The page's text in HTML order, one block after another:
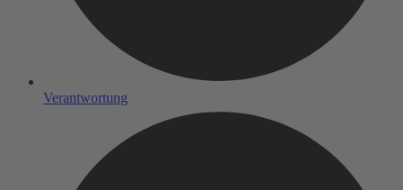
Verantwortung